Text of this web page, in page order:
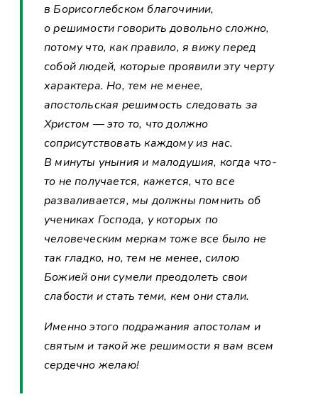
в Борисоглебском благочинии,
о решимости говорить довольно сложно,
потому что, как правило, я вижу перед
собой людей, которые проявили эту черту
характера. Но, тем не менее,
апостольская решимость следовать за
Христом — это то, что должно
соприсутствовать каждому из нас.
В минуты уныния и малодушия, когда что-
то не получается, кажется, что все
разваливается, мы должны помнить об
учениках Господа, у которых по
человеческим меркам тоже все было не
так гладко, но, тем не менее, силою
Божией они сумели преодолеть свои
слабости и стать теми, кем они стали.
Именно этого подражания апостолам и
святым и такой же решимости я вам всем
сердечно желаю!